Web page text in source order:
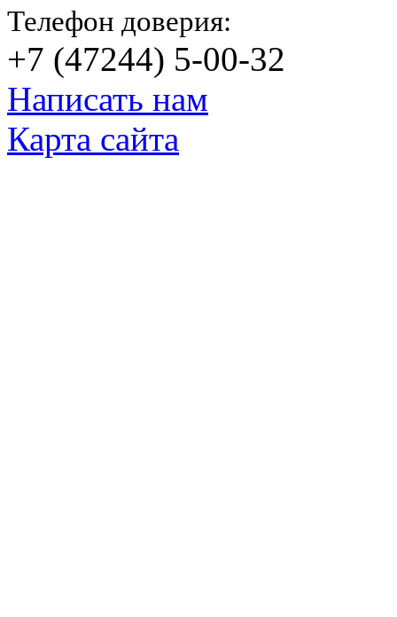
Телефон доверия:
+7 (47244) 5-00-32
Написать нам
Карта сайта